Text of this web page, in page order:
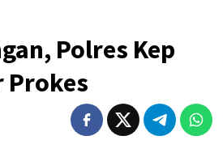
Polres Kep
Prokes